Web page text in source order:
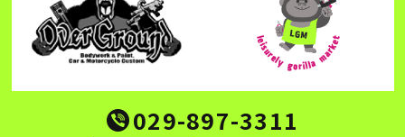
029-897-3311